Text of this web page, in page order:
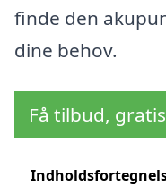
finde den
dine behov.
Få tilbud,